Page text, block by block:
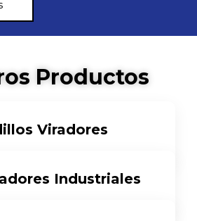
Productos
Viradores
Industriales